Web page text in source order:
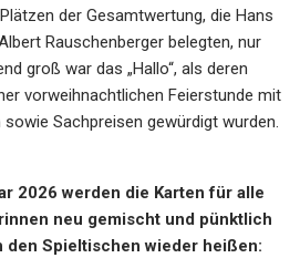
der Gesamtwertung, die Hans
Rauschenberger belegten, nur
groß war das „Hallo“, als deren
vorweihnachtlichen Feierstunde mit
Sachpreisen gewürdigt wurden.
2026 werden die Karten für alle
neu gemischt und pünktlich
den Spieltischen wieder heißen: